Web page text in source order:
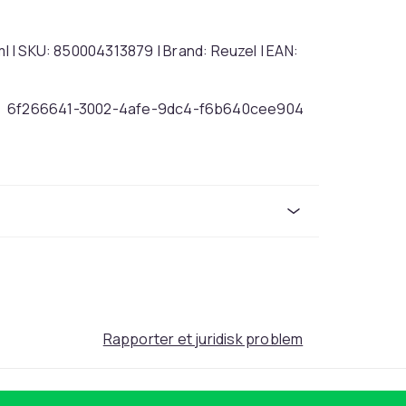
SKU: 850004313879 | Brand: Reuzel | EAN:
6f266641-3002-4afe-9dc4-f6b640cee904
Rapporter et juridisk problem